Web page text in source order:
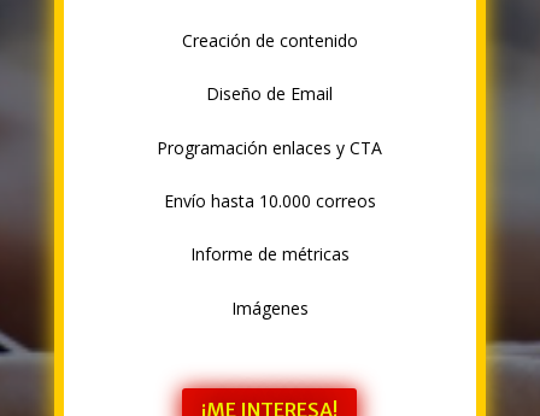
Creación de contenido
Diseño de Email
Programación enlaces y CTA
Envío hasta 10.000 correos
Informe de métricas
Imágenes
¡ME INTERESA!